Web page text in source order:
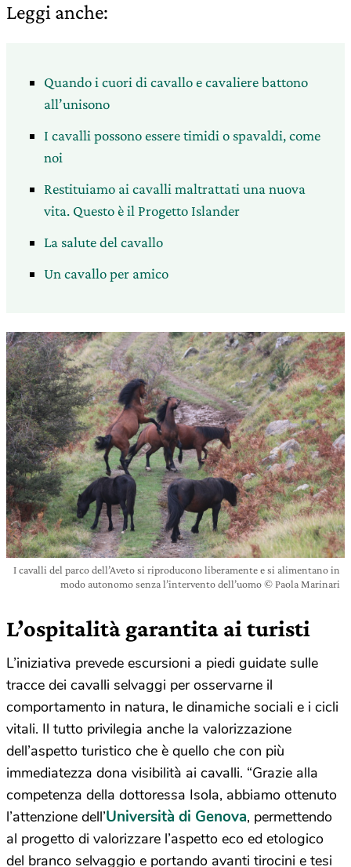
Leggi anche:
Quando i cuori di cavallo e cavaliere battono
all’unisono
I cavalli possono essere timidi o spavaldi, come
noi
Restituiamo ai cavalli maltrattati una nuova
vita. Questo è il Progetto Islander
La salute del cavallo
Un cavallo per amico
I cavalli del parco dell’Aveto si riproducono liberamente e si alimentano in
modo autonomo senza l’intervento dell’uomo © Paola Marinari
L’ospitalità garantita ai turisti
L’iniziativa prevede escursioni a piedi guidate sulle
tracce dei cavalli selvaggi per osservarne il
comportamento in natura, le dinamiche sociali e i cicli
vitali. Il tutto privilegia anche la valorizzazione
dell’aspetto turistico che è quello che con più
immediatezza dona visibilità ai cavalli. “Grazie alla
competenza della dottoressa Isola, abbiamo ottenuto
l’attenzione dell’Università di Genova, permettendo
al progetto di valorizzare l’aspetto eco ed etologico
del branco selvaggio e portando avanti tirocini e tesi